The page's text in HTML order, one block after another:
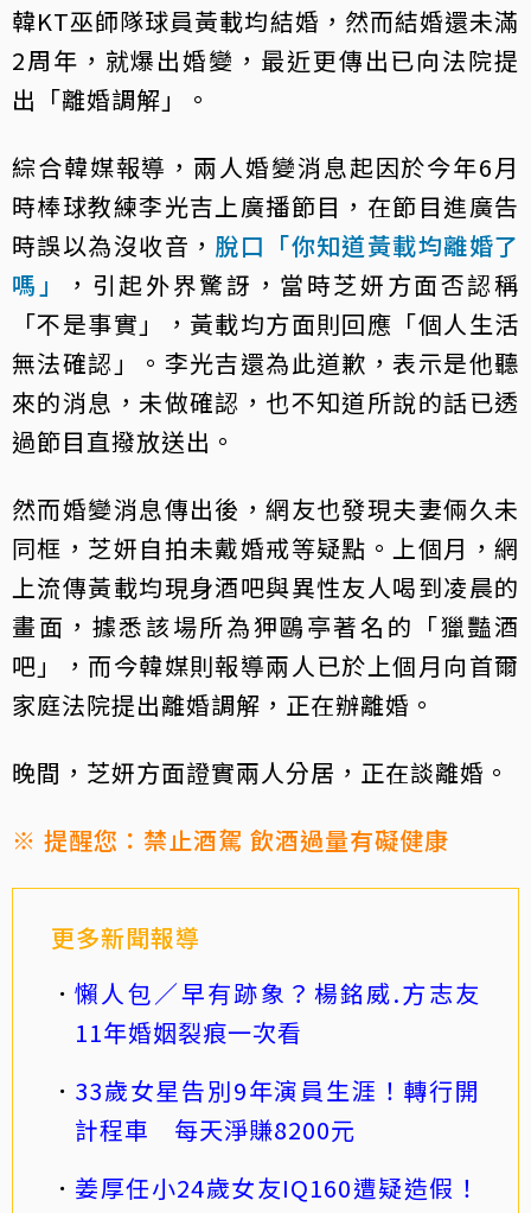
韓KT巫師隊球員黃載均結婚，然而結婚還未滿
2周年，就爆出婚變，最近更傳出已向法院提
出「離婚調解」。
綜合韓媒報導，兩人婚變消息起因於今年6月
時棒球教練李光吉上廣播節目，在節目進廣告
時誤以為沒收音， 脫口「你知道黃載均離婚了
嗎」
，引起外界驚訝，當時芝妍方面否認稱
「不是事實」，黃載均方面則回應「個人生活
無法確認」。李光吉還為此道歉，表示是他聽
來的消息，未做確認，也不知道所說的話已透
過節目直撥放送出。
然而婚變消息傳出後，網友也發現夫妻倆久未
同框，芝妍自拍未戴婚戒等疑點。上個月，網
上流傳黃載均現身酒吧與異性友人喝到凌晨的
畫面，據悉該場所為狎鷗亭著名的「獵豔酒
吧」，而今韓媒則報導兩人已於上個月向首爾
家庭法院提出離婚調解，正在辦離婚。
晚間，芝妍方面證實兩人分居，正在談離婚。
※ 提醒您：禁止酒駕 飲酒過量有礙健康
更多新聞報導
懶人包／早有跡象？楊銘威.方志友
11年婚姻裂痕一次看
33歲女星告別9年演員生涯！轉行開
計程車 每天淨賺8200元
姜厚任小24歲女友IQ160遭疑造假！